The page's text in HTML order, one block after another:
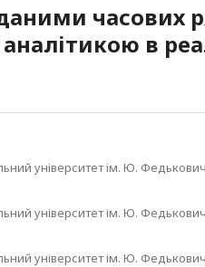
часових
в
університет ім. Ю.
університет ім. Ю.
університет ім. Ю.